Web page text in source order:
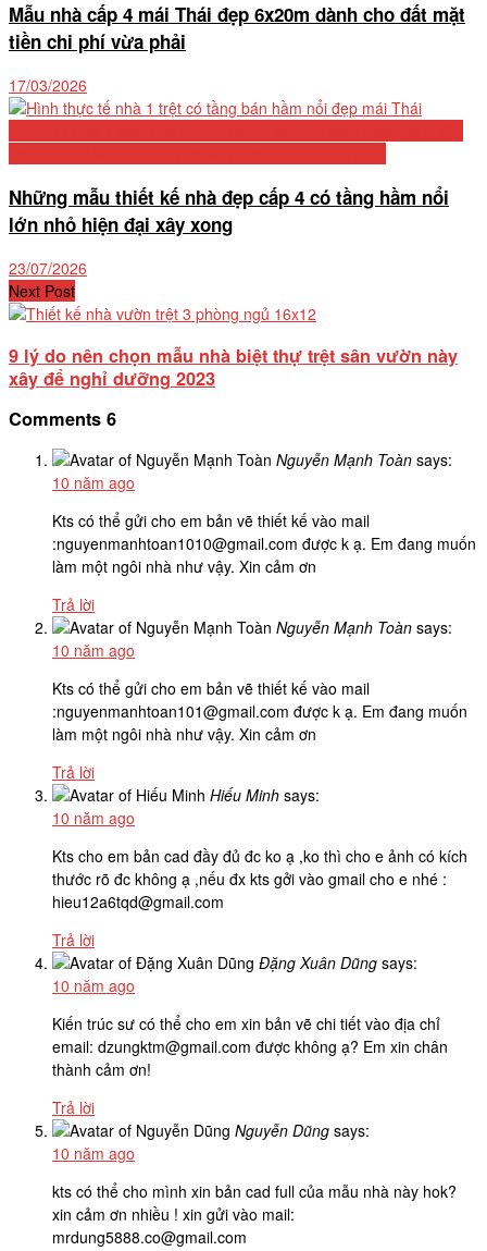
Mẫu nhà cấp 4 mái Thái đẹp 6x20m dành cho đất mặt
tiền chi phí vừa phải
17/03/2026
Những mẫu thiết kế nhà đẹp cấp 4 có tầng hầm nổi
lớn nhỏ hiện đại xây xong
23/07/2026
Next Post
9 lý do nên chọn mẫu nhà biệt thự trệt sân vườn này
xây để nghỉ dưỡng 2023
Comments 6
Nguyễn Mạnh Toàn says:
10 năm ago
Kts có thể gửi cho em bản vẽ thiết kế vào mail
:nguyenmanhtoan1010@gmail.com được k ạ. Em đang muốn
làm một ngôi nhà như vậy. Xin cảm ơn
Trả lời
Nguyễn Mạnh Toàn says:
10 năm ago
Kts có thể gửi cho em bản vẽ thiết kế vào mail
:nguyenmanhtoan101@gmail.com được k ạ. Em đang muốn
làm một ngôi nhà như vậy. Xin cảm ơn
Trả lời
Hiếu Minh says:
10 năm ago
Kts cho em bản cad đầy đủ đc ko ạ ,ko thì cho e ảnh có kích
thước rõ đc không ạ ,nếu đx kts gởi vào gmail cho e nhé :
hieu12a6tqd@gmail.com
Trả lời
Đặng Xuân Dũng says:
10 năm ago
Kiến trúc sư có thể cho em xin bản vẽ chi tiết vào địa chỉ
email: dzungktm@gmail.com được không ạ? Em xin chân
thành cảm ơn!
Trả lời
Nguyễn Dũng says:
10 năm ago
kts có thể cho mình xin bản cad full của mẫu nhà này hok?
xin cảm ơn nhiều ! xin gửi vào mail:
mrdung5888.co@gmail.com